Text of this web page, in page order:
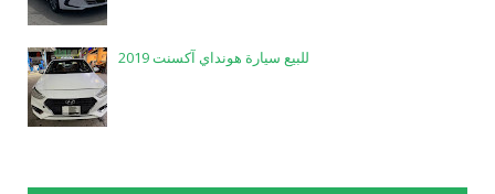
للبيع سيارة هونداي آكسنت 2019